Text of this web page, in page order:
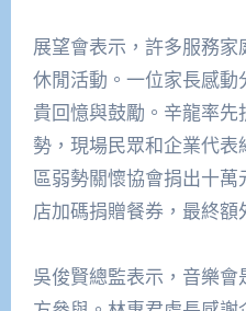
展望會表示，許多服務
休閒活動。一位家長感
貴回憶與鼓勵。辛龍率
勢，現場民眾和企業代
區弱勢關懷協會捐出十
店加碼捐贈餐券，最終額
吳俊賢總監表示，音樂